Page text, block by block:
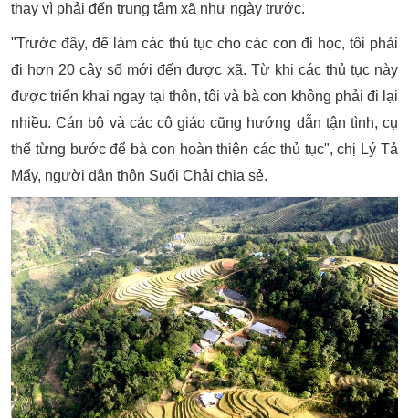
thay vì phải đến trung tâm xã như ngày trước.
"Trước đây, để làm các thủ tục cho các con đi học, tôi phải
đi hơn 20 cây số mới đến được xã. Từ khi các thủ tục này
được triển khai ngay tại thôn, tôi và bà con không phải đi lại
nhiều. Cán bộ và các cô giáo cũng hướng dẫn tận tình, cụ
thể từng bước để bà con hoàn thiện các thủ tục", chị Lý Tả
Mẩy, người dân thôn Suối Chải chia sẻ.